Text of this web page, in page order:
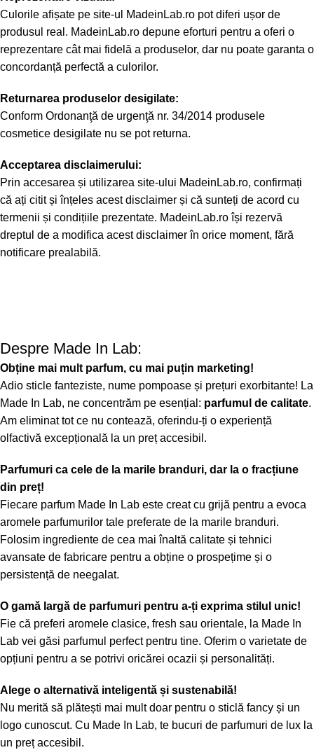
Culorile afișate pe site-ul MadeinLab.ro pot diferi ușor de
produsul real. MadeinLab.ro depune eforturi pentru a oferi o
reprezentare cât mai fidelă a produselor, dar nu poate garanta o
concordanță perfectă a culorilor.
Returnarea produselor desigilate:
Conform Ordonanţă de urgenţă nr. 34/2014 produsele
cosmetice desigilate nu se pot returna.
Acceptarea disclaimerului:
Prin accesarea și utilizarea site-ului MadeinLab.ro, confirmați
că ați citit și înțeles acest disclaimer și că sunteți de acord cu
termenii și condițiile prezentate. MadeinLab.ro își rezervă
dreptul de a modifica acest disclaimer în orice moment, fără
notificare prealabilă.
Despre Made In Lab:
Obține mai mult parfum, cu mai puțin marketing!
Adio sticle fanteziste, nume pompoase și prețuri exorbitante! La
Made In Lab, ne concentrăm pe esențial: parfumul de calitate.
Am eliminat tot ce nu contează, oferindu-ți o experiență
olfactivă excepțională la un preț accesibil.
Parfumuri ca cele de la marile branduri, dar la o fracțiune
din preț!
Fiecare parfum Made In Lab este creat cu grijă pentru a evoca
aromele parfumurilor tale preferate de la marile branduri.
Folosim ingrediente de cea mai înaltă calitate și tehnici
avansate de fabricare pentru a obține o prospețime și o
persistență de neegalat.
O gamă largă de parfumuri pentru a-ți exprima stilul unic!
Fie că preferi aromele clasice, fresh sau orientale, la Made In
Lab vei găsi parfumul perfect pentru tine. Oferim o varietate de
opțiuni pentru a se potrivi oricărei ocazii și personalități.
Alege o alternativă inteligentă și sustenabilă!
Nu merită să plătești mai mult doar pentru o sticlă fancy și un
logo cunoscut. Cu Made In Lab, te bucuri de parfumuri de lux la
un preț accesibil.